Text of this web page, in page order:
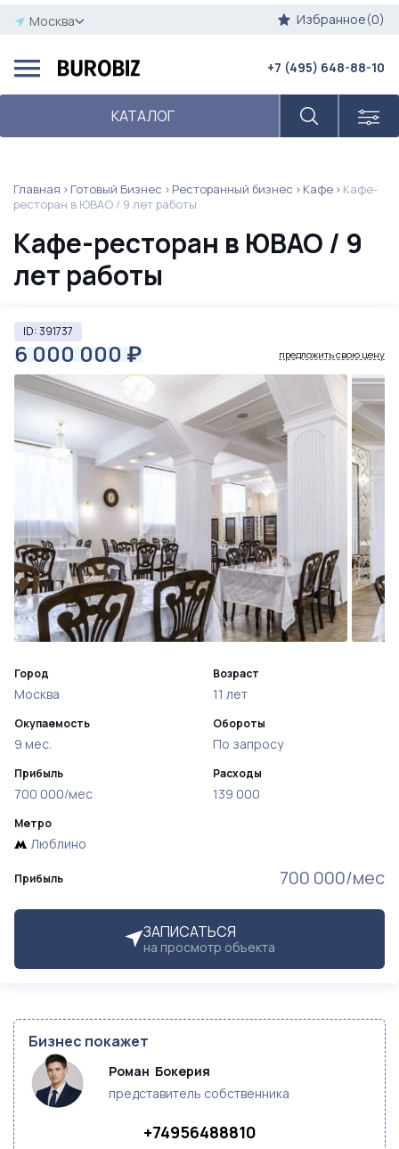
Москва Избранное(0)
КАТАЛОГ
+7 (495) 648-88-10
Главная Готовый Бизнес Ресторанный бизнес Кафе
Кафе-
ресторан в ЮВАО / 9 лет работы
Кафе-ресторан в ЮВАО / 9
лет работы
ID: 391737
6 000 000 ₽ предложить свою цену
Прибыль 700 000/мес
ЗАПИСАТЬСЯ
на просмотр объекта
Город
Москва
Окупаемость
9 мес.
Прибыль
700 000/мес
Возраст
11 лет
Обороты
По запросу
Расходы
139 000
Метро
Люблино
Бизнес покажет
Роман  Бокерия
представитель собственника
+74956488810